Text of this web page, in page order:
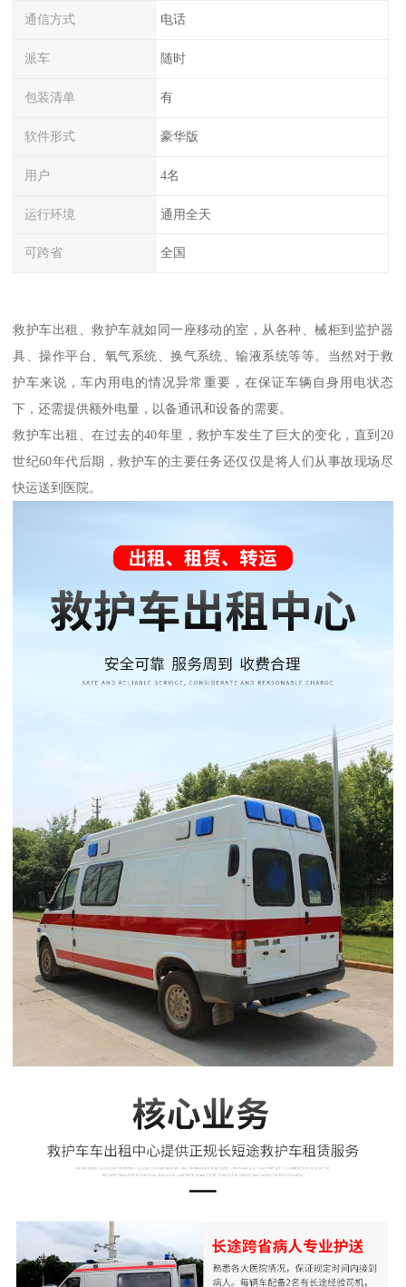
通信方式 电话
派车 随时
包装清单 有
软件形式 豪华版
用户 4名
运行环境 通用全天
可跨省 全国
救护车出租、救护车就如同一座移动的室，从各种、械柜到监护器
具、操作平台、氧气系统、换气系统、输液系统等等。当然对于救
护车来说，车内用电的情况异常重要，在保证车辆自身用电状态
下，还需提供额外电量，以备通讯和设备的需要。
救护车出租、在过去的40年里，救护车发生了巨大的变化，直到20
世纪60年代后期，救护车的主要任务还仅仅是将人们从事故现场尽
快运送到医院。